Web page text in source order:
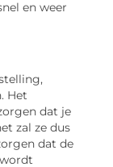
en weer
Het
dat je
zal ze dus
dat de